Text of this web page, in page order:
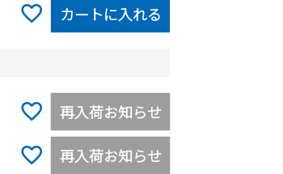
カートに入れる
再入荷お知らせ
再入荷お知らせ